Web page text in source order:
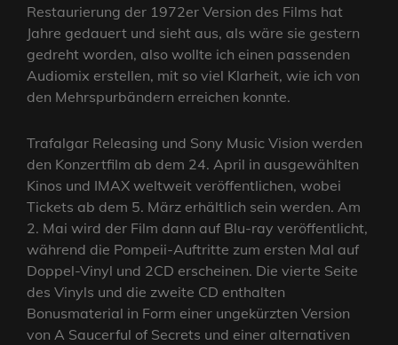
Restaurierung der 1972er Version des Films hat
Jahre gedauert und sieht aus, als wäre sie gestern
gedreht worden, also wollte ich einen passenden
Audiomix erstellen, mit so viel Klarheit, wie ich von
den Mehrspurbändern erreichen konnte.
Trafalgar Releasing und Sony Music Vision werden
den Konzertfilm ab dem 24. April in ausgewählten
Kinos und IMAX weltweit veröffentlichen, wobei
Tickets ab dem 5. März erhältlich sein werden. Am
2. Mai wird der Film dann auf Blu-ray veröffentlicht,
während die Pompeii-Auftritte zum ersten Mal auf
Doppel-Vinyl und 2CD erscheinen. Die vierte Seite
des Vinyls und die zweite CD enthalten
Bonusmaterial in Form einer ungekürzten Version
von A Saucerful of Secrets und einer alternativen